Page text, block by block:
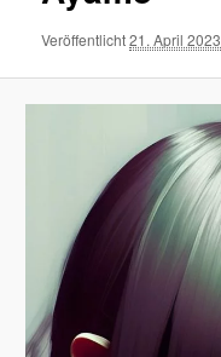
Veröffentlicht21. April 2023